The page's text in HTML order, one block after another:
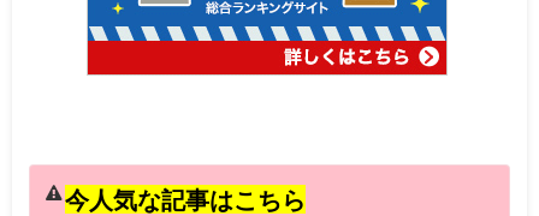
今人気な記事はこちら